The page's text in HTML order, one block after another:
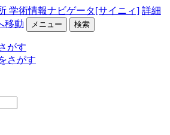
学術情報ナビゲータ[サイニィ] 詳細
移動 メニュー 検索
がす
さがす